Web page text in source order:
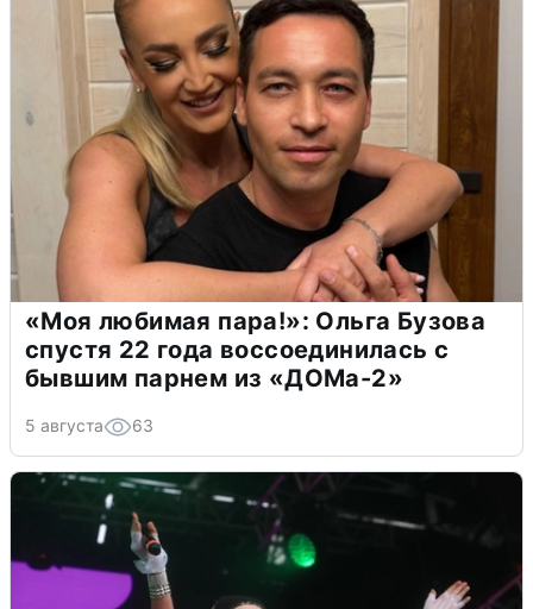
«Моя любимая пара!»: Ольга Бузова
спустя 22 года воссоединилась с
бывшим парнем из «ДОМа-2»
5 августа 63